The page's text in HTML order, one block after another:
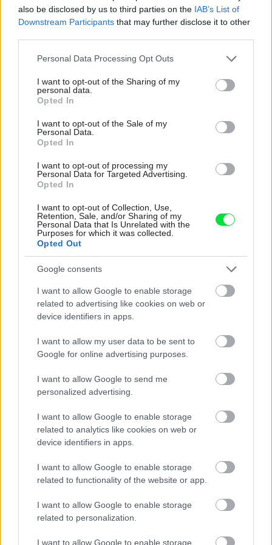
also be disclosed by us to third parties on the IAB’s List of
Downstream Participants that may further disclose it to other
Please note that this website/app uses one or more Google
not limited to your visit or usage behaviour. You may click to
grant or deny consent to Google and its third-party tags to
use your data for below specified purposes in below Google
consent section.
Personal Data Processing Opt Outs
I want to opt-out of the Sharing of my
personal data.
Opted In
I want to opt-out of the Sale of my
Personal Data.
Opted In
I want to opt-out of processing my
Personal Data for Targeted Advertising.
Opted In
I want to opt-out of Collection, Use,
Retention, Sale, and/or Sharing of my
Personal Data that Is Unrelated with the
Purposes for which it was collected.
Opted Out
Google consents
I want to allow Google to enable storage
related to advertising like cookies on web or
device identifiers in apps.
I want to allow my user data to be sent to
Google for online advertising purposes.
I want to allow Google to send me
personalized advertising.
I want to allow Google to enable storage
related to analytics like cookies on web or
device identifiers in apps.
I want to allow Google to enable storage
related to functionality of the website or app.
I want to allow Google to enable storage
related to personalization.
I want to allow Google to enable storage
4 domáce triky, ako otvoriť fľašu vína aj bez
vývrtky. Stačí pár vecí, ktoré už máte doma
stereotyp, bývanie vyzerá ako z filmov svojského
režiséra
Inšpirácie
jedáleň,kov,červená
Najnovšie príspevky
Re: Takto sa rieši málo úložného miesta. V tomto byte
stačil jeden prvok | Môjdom.sk
My napríklad labky utierame hneď pri dverách a doma pred dvere
používame tyčový ETA Terier…
Re: Takto sa rieši málo úložného miesta. V tomto byte
stačil jeden prvok | Môjdom.sk
Dizajn je to nádherný, tá brezová preglejka a čisté línie vyzerajú super.